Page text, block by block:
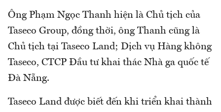
Ông Phạm Ngọc Thanh hiện là Chủ tịch của
Taseco Group, đồng thời, ông Thanh cũng là
Chủ tịch tại Taseco Land; Dịch vụ Hàng không
Taseco, CTCP Đầu tư khai thác Nhà ga quốc tế
Đà Nẵng.
Taseco Land được biết đến khi triển khai thành